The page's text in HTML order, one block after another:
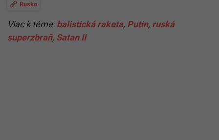
Rusko
Viac k téme:balistická raketa, Putin, ruská
superzbraň, Satan II